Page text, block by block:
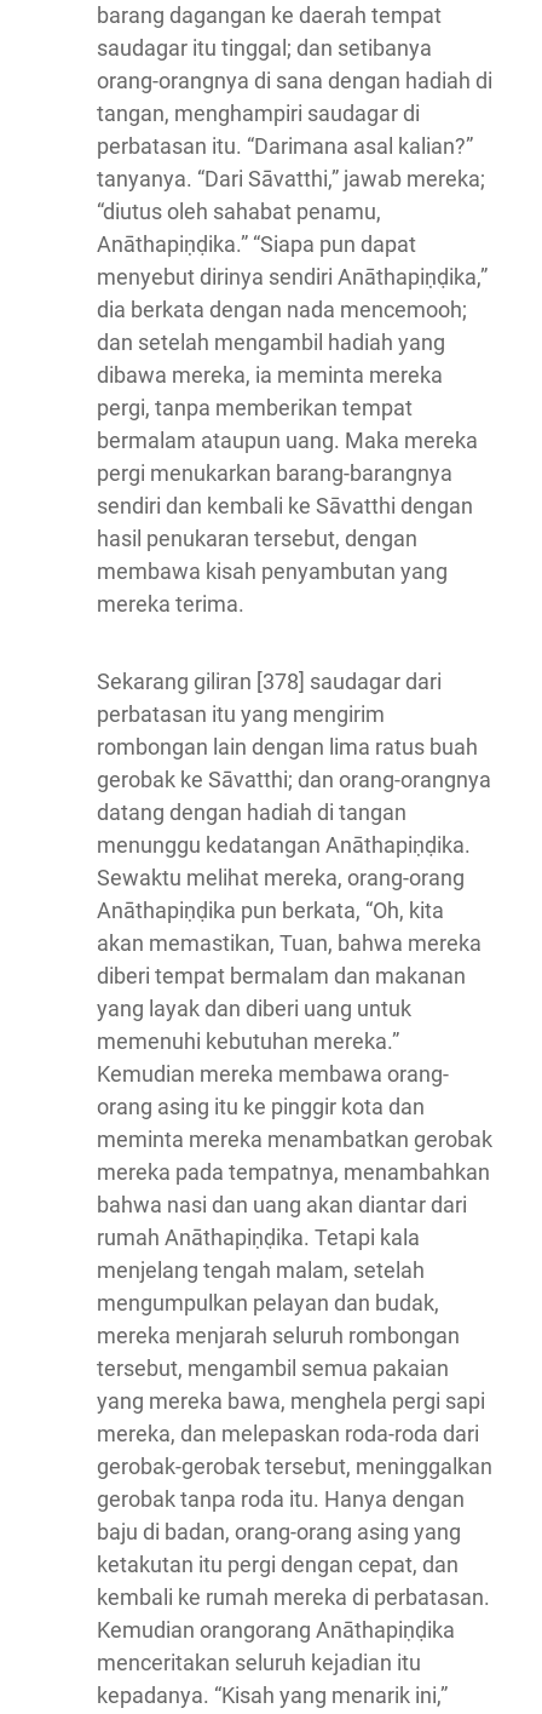
barang dagangan ke daerah tempat
saudagar itu tinggal; dan setibanya
orang-orangnya di sana dengan hadiah di
tangan, menghampiri saudagar di
perbatasan itu. “Darimana asal kalian?”
tanyanya. “Dari Sāvatthi,” jawab mereka;
“diutus oleh sahabat penamu,
Anāthapiṇḍika.” “Siapa pun dapat
menyebut dirinya sendiri Anāthapiṇḍika,”
dia berkata dengan nada mencemooh;
dan setelah mengambil hadiah yang
dibawa mereka, ia meminta mereka
pergi, tanpa memberikan tempat
bermalam ataupun uang. Maka mereka
pergi menukarkan barang-barangnya
sendiri dan kembali ke Sāvatthi dengan
hasil penukaran tersebut, dengan
membawa kisah penyambutan yang
mereka terima.
Sekarang giliran [378] saudagar dari
perbatasan itu yang mengirim
rombongan lain dengan lima ratus buah
gerobak ke Sāvatthi; dan orang-orangnya
datang dengan hadiah di tangan
menunggu kedatangan Anāthapiṇḍika.
Sewaktu melihat mereka, orang-orang
Anāthapiṇḍika pun berkata, “Oh, kita
akan memastikan, Tuan, bahwa mereka
diberi tempat bermalam dan makanan
yang layak dan diberi uang untuk
memenuhi kebutuhan mereka.”
Kemudian mereka membawa orang-
orang asing itu ke pinggir kota dan
meminta mereka menambatkan gerobak
mereka pada tempatnya, menambahkan
bahwa nasi dan uang akan diantar dari
rumah Anāthapiṇḍika. Tetapi kala
menjelang tengah malam, setelah
mengumpulkan pelayan dan budak,
mereka menjarah seluruh rombongan
tersebut, mengambil semua pakaian
yang mereka bawa, menghela pergi sapi
mereka, dan melepaskan roda-roda dari
gerobak-gerobak tersebut, meninggalkan
gerobak tanpa roda itu. Hanya dengan
baju di badan, orang-orang asing yang
ketakutan itu pergi dengan cepat, dan
kembali ke rumah mereka di perbatasan.
Kemudian orangorang Anāthapiṇḍika
menceritakan seluruh kejadian itu
kepadanya. “Kisah yang menarik ini,”